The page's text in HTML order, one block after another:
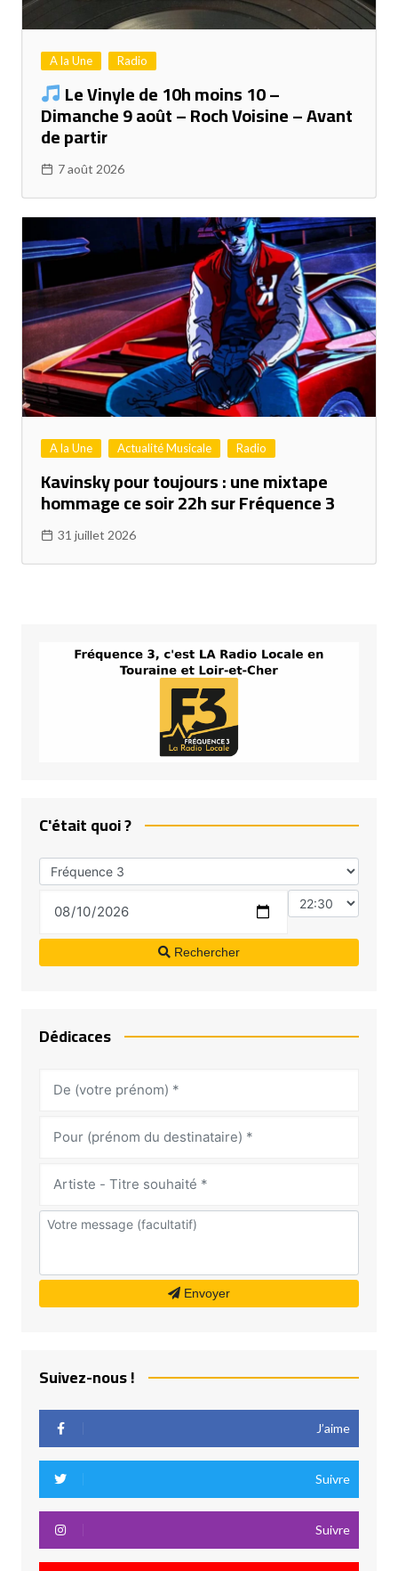
A la Une Radio
Le Vinyle de 10h moins 10 –
Dimanche 9 août – Roch Voisine – Avant
de partir
7 août 2026
A la Une Actualité Musicale Radio
Kavinsky pour toujours : une mixtape
hommage ce soir 22h sur Fréquence 3
31 juillet 2026
C'était quoi ?
Rechercher
Dédicaces
Envoyer
Suivez-nous !
J’aime
Suivre
Suivre